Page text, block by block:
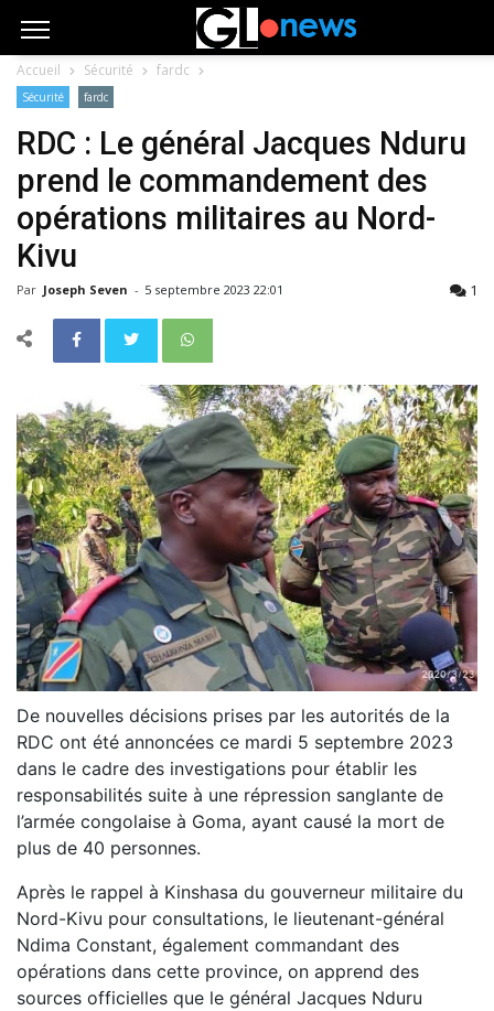
Accueil Sécurité fardc
Sécurité fardc
RDC : Le général Jacques Nduru
prend le commandement des
opérations militaires au Nord-
Kivu
Par Joseph Seven - 5 septembre 2023 22:01 1
De nouvelles décisions prises par les autorités de la
RDC ont été annoncées ce mardi 5 septembre 2023
dans le cadre des investigations pour établir les
responsabilités suite à une répression sanglante de
l’armée congolaise à Goma, ayant causé la mort de
plus de 40 personnes.
Après le rappel à Kinshasa du gouverneur militaire du
Nord-Kivu pour consultations, le lieutenant-général
Ndima Constant, également commandant des
opérations dans cette province, on apprend des
sources officielles que le général Jacques Nduru